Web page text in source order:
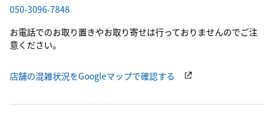
050-3096-7848
お電話でのお取り置きやお取り寄せは行っておりませんのでご注
意ください。
店舗の混雑状況をGoogleマップで確認する